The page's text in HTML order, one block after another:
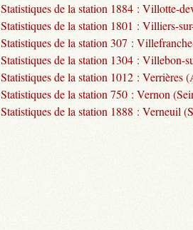
Statistiques de la station 1884 : Villotte-
Statistiques de la station 1801 : Villiers-
Statistiques de la station 307 :
Statistiques de la station 1304 : Villebon-
Statistiques de la station 1012 : Verrières
Statistiques de la station 750 : Vernon
Statistiques de la station 1888 : Verneuil